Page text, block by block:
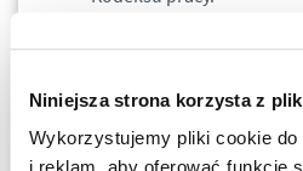
Niniejsza strona korzysta z
Wykorzystujemy pliki cookie
rozliczeniach
ewentualnych
Urlopy i inne formy absencji